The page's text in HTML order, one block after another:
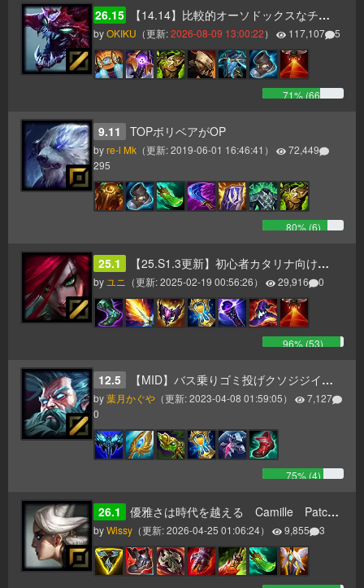
26.15 【14.14】比較的オーソドックスなチョガスガイド（タンク、AP二本立て）
byOKIKU （更新:2026-08-09 13:00:22） 117,107 5
71% (66
9.11 TOPボリベアがOP
byre-l Mk （更新:2019-06-01 16:46:41 ）
72,449
295
80% (6)
25.1 【25.S1.3更新】初心者カタリナ向け最新ビルドガイド！
by ユニ （更新:2025-02-19 00:56:26） 29,916 0
96% (53)
12.5 【MID】バス乗りゴミ投げクソジジイ【AP】
by葉月かぐや （更新:2023-04-08 01:59:05）
7,127
0
75% (4)
26.1 優雅さは時代を越える Camille Patch26.1～
byWissy （更新:2026-04-25 01:06:24） 9,855 3